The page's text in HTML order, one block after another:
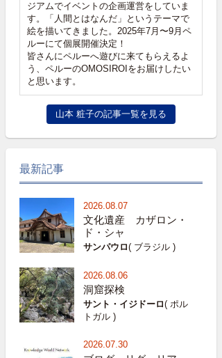
ジアムでイベントの企画運営をしていま
す。「人間とはなんだ」というテーマで
絵を描いてきました。2025年7月〜9月ペ
ルーにて個展開催決定！
皆さんにペルーへ遊びに来てもらえるよ
う、ペルーのOMOSIROIをお届けしたい
と思います。
山本 粧子の記事一覧を見る
最新記事
2026.08.07
文化遺産 カザロン・
ド・シャ
サンパウロ( ブラジル )
2026.08.06
洞窟探検
サント・イジドーロ( ポル
トガル )
2026.07.30